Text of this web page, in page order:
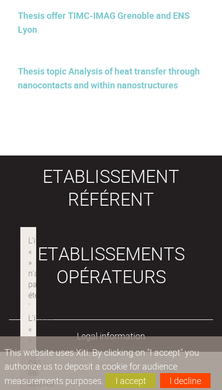
This website uses Xiti. By clicking on "I accept" you
authorize us to deposit a cookie for audience
measurements purposes.
I accept I decline
Thesis offer TIMC-IMAG Grenoble and ENS
Lyon
Thesis topic Analysis of heat transfer through
nanocontacts and within nanostructures
ETABLISSEMENT
RÉFÉRENT
ETABLISSEMENTS
OPÉRATEURS
Legal information